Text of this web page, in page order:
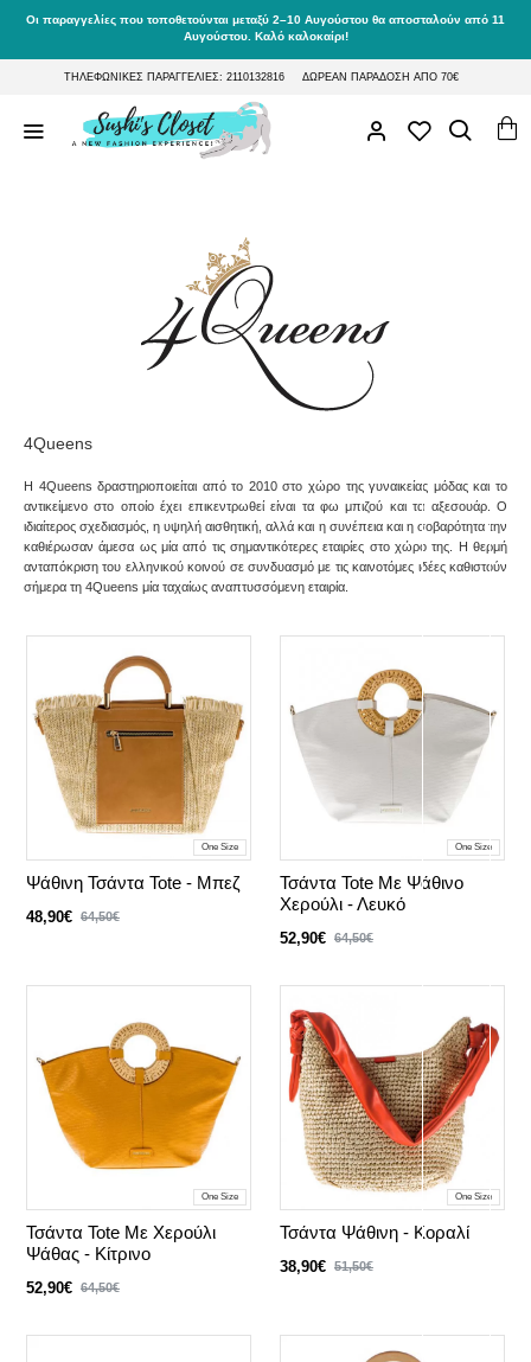
Οι παραγγελίες που τοποθετούνται μεταξύ 2–10 Αυγούστου θα αποσταλούν από 11
Αυγούστου. Καλό καλοκαίρι!
ΤΗΛΕΦΩΝΙΚΕΣ ΠΑΡΑΓΓΕΛΙΕΣ: 2110132816 ΔΩΡΕΑΝ ΠΑΡΑΔΟΣΗ ΑΠΟ 70€
4Queens
Η 4Queens δραστηριοποιείται από το 2010 στο χώρο της γυναικείας μόδας και το
αντικείμενο στο οποίο έχει επικεντρωθεί είναι τα φω μπιζού και τα αξεσουάρ. Ο
ιδιαίτερος σχεδιασμός, η υψηλή αισθητική, αλλά και η συνέπεια και η σοβαρότητα την
καθιέρωσαν άμεσα ως μία από τις σημαντικότερες εταιρίες στο χώρο της. Η θερμή
ανταπόκριση του ελληνικού κοινού σε συνδυασμό με τις καινοτόμες ιδέες καθιστούν
σήμερα τη 4Queens μία ταχαίως αναπτυσσόμενη εταιρία.
One Size
Ψάθινη Τσάντα Tote - Μπεζ
48,90€ 64,50€
One Size
Τσάντα Tote Με Ψάθινο
Χερούλι - Λευκό
52,90€ 64,50€
One Size
Τσάντα Tote Με Χερούλι
Ψάθας - Κίτρινο
52,90€ 64,50€
One Size
Τσάντα Ψάθινη - Κοραλί
38,90€ 51,50€